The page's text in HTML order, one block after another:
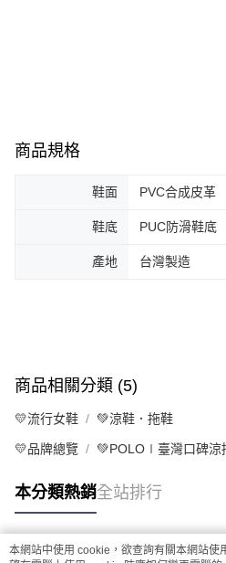
商品規格
鞋面 PVC合成皮革
鞋底 PUC防滑鞋底
產地 台灣製造
商品相關分類 (5)
💛流行女鞋 💚涼鞋．拖鞋
💛品牌總覽 💚POLO∣臺灣口碑涼
本分類熱銷全站排行
本網站中使用 cookie，欲查詢有關本網站使